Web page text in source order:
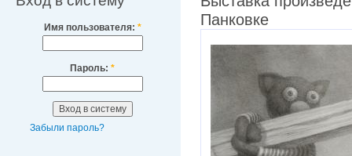
Имя пользователя: *
Пароль: *
Забыли пароль?
Панковке